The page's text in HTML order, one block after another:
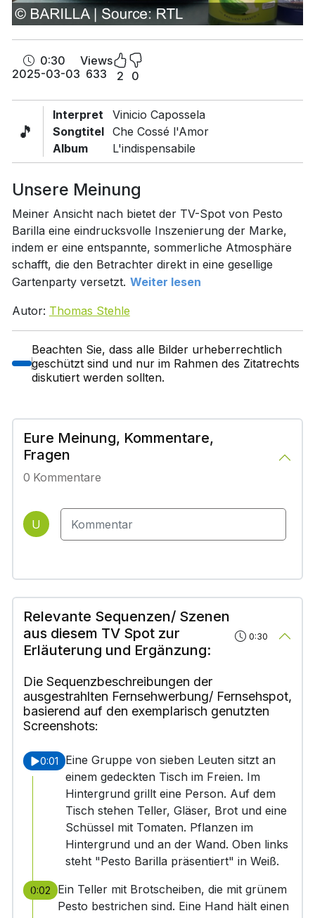
0:30
2025-03-03
Views
633
2 0
🎵
Interpret
Songtitel
Album
Vinicio Capossela
Che Cossé l'Amor
L'indispensabile
Unsere Meinung
Meiner Ansicht nach bietet der TV-Spot von Pesto
Barilla eine eindrucksvolle Inszenierung der Marke,
indem er eine entspannte, sommerliche Atmosphäre
schafft, die den Betrachter direkt in eine gesellige
Gartenparty versetzt. Weiter lesen
Autor: Thomas Stehle
Beachten Sie, dass alle Bilder urheberrechtlich
geschützt sind und nur im Rahmen des Zitatrechts
diskutiert werden sollten.
Eure Meinung, Kommentare,
Fragen
0 Kommentare
U
Relevante Sequenzen/ Szenen
aus diesem TV Spot zur
Erläuterung und Ergänzung:
0:30
Die Sequenzbeschreibungen der
ausgestrahlten Fernsehwerbung/ Fernsehspot,
basierend auf den exemplarisch genutzten
Screenshots:
0:01
Eine Gruppe von sieben Leuten sitzt an
einem gedeckten Tisch im Freien. Im
Hintergrund grillt eine Person. Auf dem
Tisch stehen Teller, Gläser, Brot und eine
Schüssel mit Tomaten. Pflanzen im
Hintergrund und an der Wand. Oben links
steht "Pesto Barilla präsentiert" in Weiß.
0:02
Ein Teller mit Brotscheiben, die mit grünem
Pesto bestrichen sind. Eine Hand hält einen